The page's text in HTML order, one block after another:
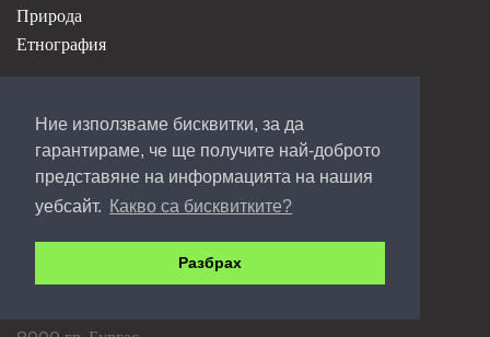
Ние използваме бисквитки, за да
гарантираме, че ще получите най-доброто
представяне на информацията на нашия
уебсайт.
Какво са бисквитките?
Разбрах
Природа
Етнография
Онлайн магазин
фонд за регионално развитие
Региони в растеж
Фонд за устойчиви градове